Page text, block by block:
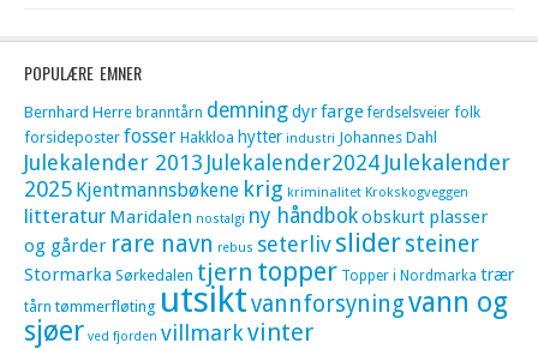
POPULÆRE EMNER
Bernhard Herre branntårn demningdyrfarge ferdselsveier folk
forsideposter fosser Hakkloa hytter industri Johannes Dahl
Julekalender 2013 Julekalender2024 Julekalender
2025 Kjentmannsbøkene krig kriminalitet Krokskogveggen
litteratur Maridalen nostalgi ny håndbokobskurt plasser
og gårder rare navn rebus seterlivslidersteiner
Stormarka Sørkedalen tjern topper Topper i Nordmarka trær
tårn tømmerfløting utsiktvannforsyningvann og
sjøer ved fjorden villmarkvinter